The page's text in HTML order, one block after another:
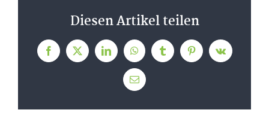
Diesen Artikel teilen
Facebook
X LinkedInWhatsAppTumblr PinterestVk
E-
Mail